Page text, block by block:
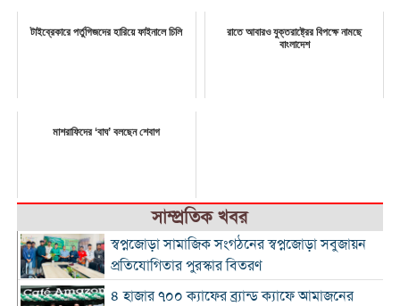
টাইব্রেকারে পর্তুগিজদের হারিয়ে ফাইনালে চিলি
রাতে আবারও যুক্তরাষ্ট্রের বিপক্ষে নামছে
বাংলাদেশ
মাশরাফিদের ‘বাঘ’ বলছেন শেবাগ
সাম্প্রতিক খবর
স্বপ্নজোড়া সামাজিক সংগঠনের স্বপ্নজোড়া সবুজায়ন
প্রতিযোগিতার পুরস্কার বিতরণ
৪ হাজার ৭০০ ক্যাফের ব্র্যান্ড ক্যাফে আমাজনের